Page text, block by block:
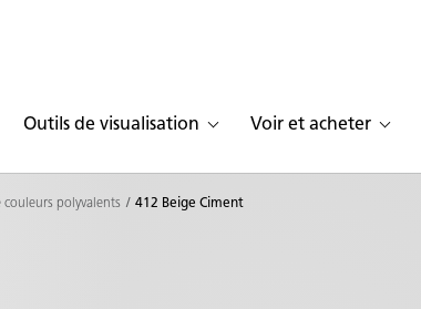
Outils de visualisation Voir et acheter
couleurs polyvalents 412 Beige Ciment